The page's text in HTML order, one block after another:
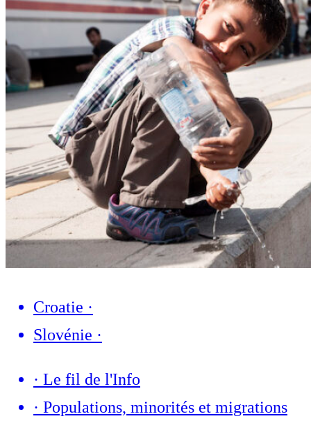
Croatie ·
Slovénie ·
· Le fil de l'Info
· Populations, minorités et migrations